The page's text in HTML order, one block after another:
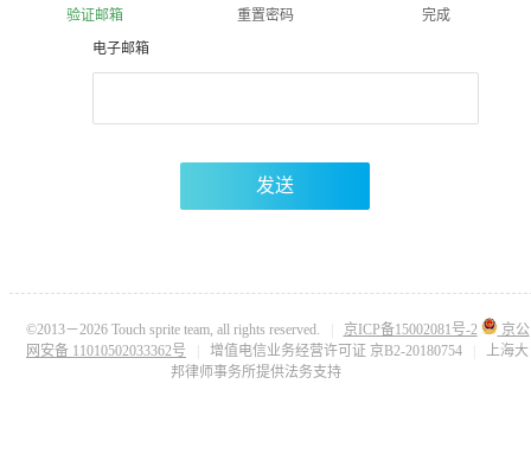
验证邮箱 重置密码
完成
电子邮箱
发送
©2013－2026 Touch sprite team, all rights reserved. 京ICP备15002081号-2
京公
网安备 11010502033362号
增值电信业务经营许可证 京B2-20180754
上海大
邦律师事务所提供法务支持